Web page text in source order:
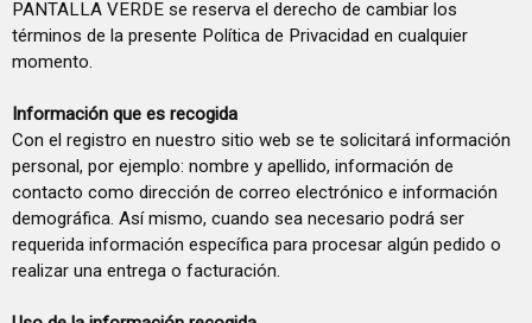
PANTALLA VERDE se reserva el derecho de cambiar los
términos de la presente Política de Privacidad en cualquier
momento.
Información que es recogida
Con el registro en nuestro sitio web se te solicitará información
personal, por ejemplo: nombre y apellido, información de
contacto como dirección de correo electrónico e información
demográfica. Así mismo, cuando sea necesario podrá ser
requerida información específica para procesar algún pedido o
realizar una entrega o facturación.